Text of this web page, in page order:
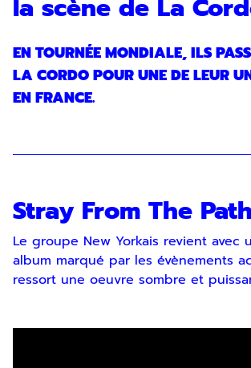
la scène de La
EN TOURNÉE MONDIALE, ILS
LA CORDO POUR UNE DE LEUR
EN FRANCE.
Stray From The Path
Le groupe New Yorkais revient avec
album marqué par les évènements
ressort une oeuvre sombre et